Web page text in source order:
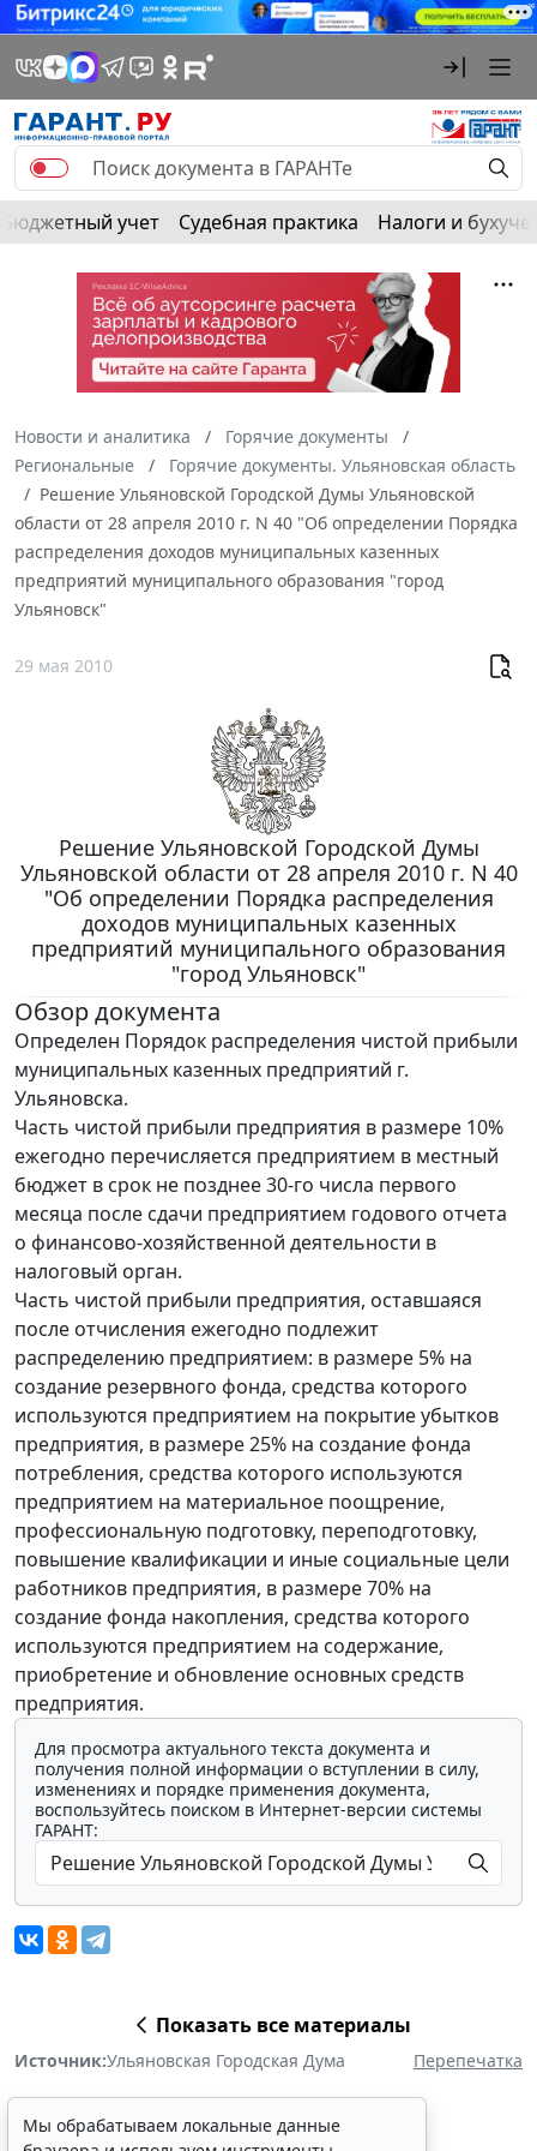
Бюджетный учет Судебная практика Налоги и
Новости и аналитика
Горячие документы
Региональные
Горячие документы. Ульяновская область
Решение Ульяновской Городской Думы Ульяновской
области от 28 апреля 2010 г. N 40 "Об определении Порядка
распределения доходов муниципальных казенных
предприятий муниципального образования "город
Ульяновск"
29 мая 2010
Решение Ульяновской Городской Думы
Ульяновской области от 28 апреля 2010 г. N 40
"Об определении Порядка распределения
доходов муниципальных казенных
предприятий муниципального образования
"город Ульяновск"
Обзор документа
Определен Порядок распределения чистой прибыли
муниципальных казенных предприятий г.
Ульяновска.
Часть чистой прибыли предприятия в размере 10%
ежегодно перечисляется предприятием в местный
бюджет в срок не позднее 30-го числа первого
месяца после сдачи предприятием годового отчета
о финансово-хозяйственной деятельности в
налоговый орган.
Часть чистой прибыли предприятия, оставшаяся
после отчисления ежегодно подлежит
распределению предприятием: в размере 5% на
создание резервного фонда, средства которого
используются предприятием на покрытие убытков
предприятия, в размере 25% на создание фонда
потребления, средства которого используются
предприятием на материальное поощрение,
профессиональную подготовку, переподготовку,
повышение квалификации и иные социальные цели
работников предприятия, в размере 70% на
создание фонда накопления, средства которого
используются предприятием на содержание,
приобретение и обновление основных средств
предприятия.
Для просмотра актуального текста документа и
получения полной информации о вступлении в силу,
изменениях и порядке применения документа,
воспользуйтесь поиском в Интернет-версии системы
ГАРАНТ:
Показать все материалы
Источник:Ульяновская Городская Дума Перепечатка
Мы обрабатываем локальные данные